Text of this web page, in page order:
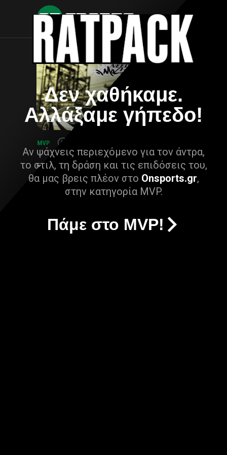
Δεν χαθήκαμε.
Αλλάξαμε γήπεδο!
Αν ψάχνεις περιεχόμενο για τον άντρα,
το στιλ, τη δράση και τις επιδόσεις του,
θα μας βρεις πλέον στο Onsports.gr,
στην κατηγορία MVP.
Πάμε στο MVP!